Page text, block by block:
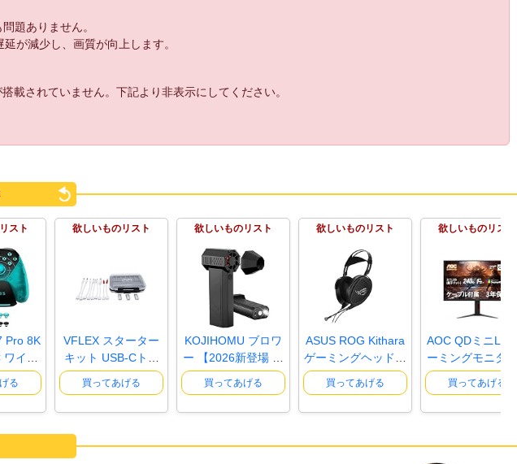
Just a moment...
20:06 28:頭のリボンも治ってるやん
29:ほえー
20:08 31:
あれ、これしょーふが課金してるソフトで
やったんじゃないんか
20:11 OPEN 画像: i.imgur.com
20:11
33:ぽんにゃ！
20:13 36:ゴメン俺しょーふみたいに指示厨になれね
題ありません。
が減少し、画質が向上します。
載されていません。下記より非表示にしてください。
スト
Pro 8K
イヤ
..
る
欲しいものリスト
VFLEX スターター
キット USB-Cトリ
ガーケーブル
買ってあげる
欲しいものリスト
KOJIHOMU ブロワ
ー 【2026新登場 超
小型で爆風..
買ってあげる
欲しいものリスト
ASUS ROG Kithara
ゲーミングヘッドセ
ット / 1..
買ってあげる
欲しいものリスト
AOC QDミニ
ーミングモニタ
7インチ, Q..
買ってあげる